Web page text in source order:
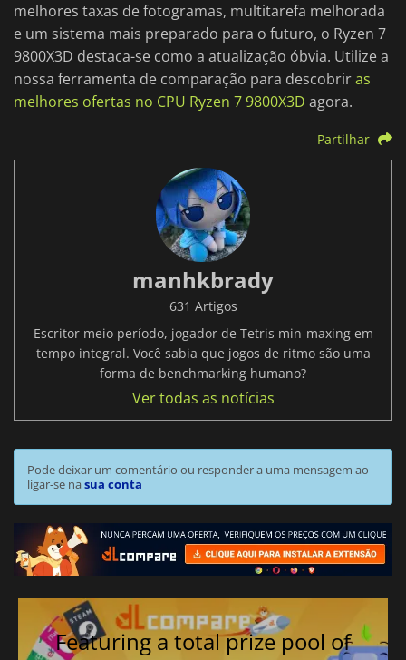
melhores taxas de fotogramas, multitarefa melhorada
e um sistema mais preparado para o futuro, o Ryzen 7
9800X3D destaca-se como a atualização óbvia. Utilize a
nossa ferramenta de comparação para descobriras
melhores ofertas no CPU Ryzen 7 9800X3D agora.
Partilhar
manhkbrady
631 Artigos
Escritor meio período, jogador de Tetris min-maxing em
tempo integral. Você sabia que jogos de ritmo são uma
forma de benchmarking humano?
Ver todas as notícias
Pode deixar um comentário ou responder a uma mensagem ao
ligar-se nasua conta
Featuring a total prize pool of